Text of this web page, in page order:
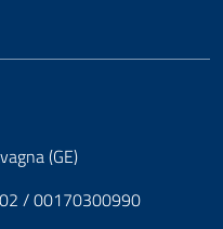
(GE)
/ 00170300990